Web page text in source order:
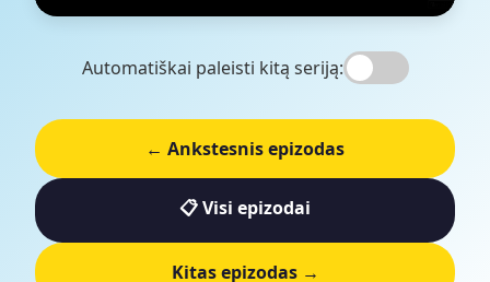
Automatiškai paleisti kitą seriją:
← Ankstesnis epizodas
📋 Visi epizodai
Kitas epizodas →